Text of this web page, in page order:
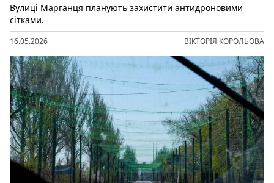
Вулиці Марганця планують захистити антидроновими
сітками.
16.05.2026 ВІКТОРІЯ КОРОЛЬОВА